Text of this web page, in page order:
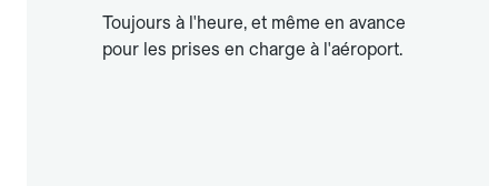
Toujours à l'heure, et même en avance
pour les prises en charge à l'aéroport.